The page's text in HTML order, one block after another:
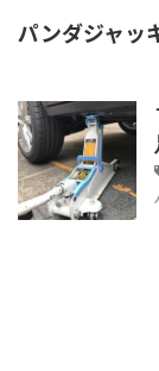
パンダジャッ